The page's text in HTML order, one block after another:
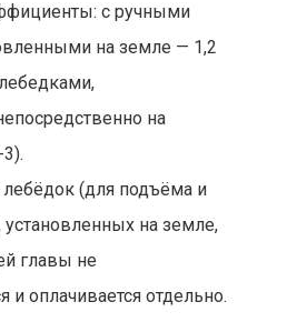
с ручными
на земле — 1,2
на
(для подъёма и
на земле,
главы не
и оплачивается отдельно.